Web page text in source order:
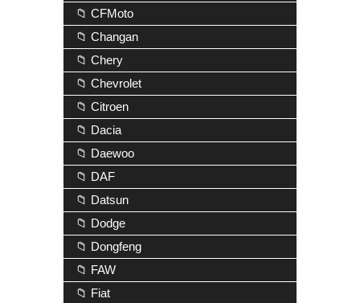
📁 CFMoto
📁 Changan
📁 Chery
📁 Chevrolet
📁 Citroen
📁 Dacia
📁 Daewoo
📁 DAF
📁 Datsun
📁 Dodge
📁 Dongfeng
📁 FAW
📁 Fiat